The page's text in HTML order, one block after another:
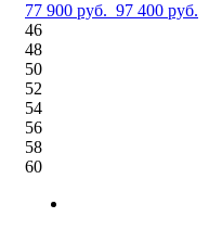
77 900 руб. 97 400 руб.
46
48
50
52
54
56
58
60